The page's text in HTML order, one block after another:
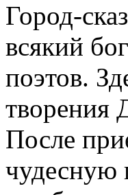
Город-
всякий
поэтов.
творения
После
чудесную